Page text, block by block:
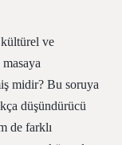
ve
midir? Bu soruya
düşündürücü
de farklı